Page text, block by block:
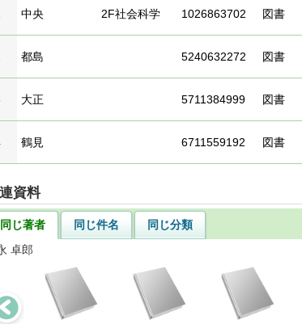
中央 2F社会科学 1026863702 図書
都島 5240632272 図書
大正 5711384999 図書
鶴見 6711559192 図書
資料
同じ著者 同じ件名
同じ分類
卓郎